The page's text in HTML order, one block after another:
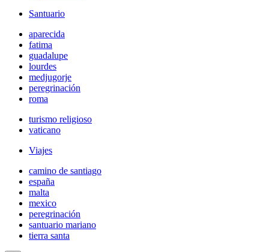
Santuario
aparecida
fatima
guadalupe
lourdes
medjugorje
peregrinación
roma
turismo religioso
vaticano
Viajes
camino de santiago
españa
malta
mexico
peregrinación
santuario mariano
tierra santa